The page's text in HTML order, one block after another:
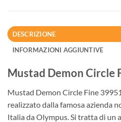
DESCRIZIONE
INFORMAZIONI AGGIUNTIVE
Mustad Demon Circle
Mustad Demon Circle Fine
realizzato dalla famosa azienda
Italia da Olympus. Si tratta di un